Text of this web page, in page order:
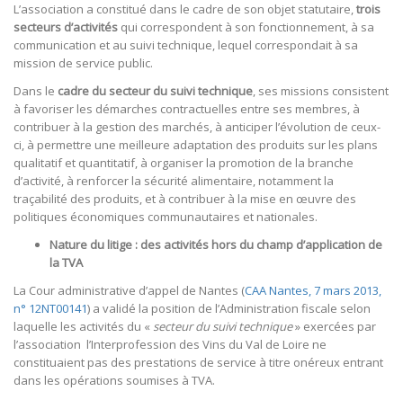
L’association a constitué dans le cadre de son objet statutaire,trois
secteurs d’activités qui correspondent à son fonctionnement, à sa
communication et au suivi technique, lequel correspondait à sa
mission de service public.
Dans le cadre du secteur du suivitechnique, ses missions consistent
à favoriser les démarches contractuelles entre ses membres, à
contribuer à la gestion des marchés, à anticiper l’évolution de ceux-
ci, à permettre une meilleure adaptation des produits sur les plans
qualitatif et quantitatif, à organiser la promotion de la branche
d’activité, à renforcer la sécurité alimentaire, notamment la
traçabilité des produits, et à contribuer à la mise en œuvre des
politiques économiques communautaires et nationales.
Nature du litige : des activités hors du champ d’application de
la TVA
La Cour administrative d’appel de Nantes (CAA Nantes, 7 mars 2013,
n° 12NT00141) a validé la position de l’Administration fiscale selon
laquelle les activités du « secteur du suivi technique» exercées par
l’association l’Interprofession des Vins du Val de Loire ne
constituaient pas des prestations de service à titre onéreux entrant
dans les opérations soumises à TVA.